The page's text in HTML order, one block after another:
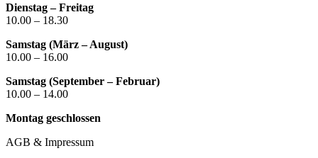
Dienstag – Freitag
10.00 – 18.30
Samstag (März – August)
10.00 – 16.00
Samstag (September – Februar)
10.00 – 14.00
Montag geschlossen
AGB & Impressum